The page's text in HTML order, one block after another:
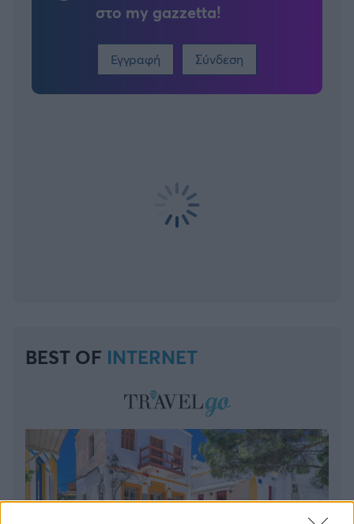
στο my gazzetta!
Εγγραφή Σύνδεση
BEST OF INTERNET